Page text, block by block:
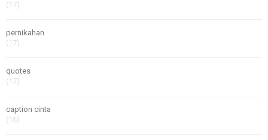
(17)
pernikahan
(17)
quotes
(17)
caption cinta
(16)